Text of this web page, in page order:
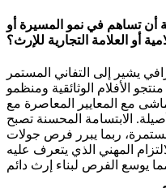
أن تساهم في نمو المسيرة أو
أو العلامة التجارية للإرث؟
يشير إلى التفاني المستمر
الأفلام الوثائقية ومنظمو
مع المعايير المعاصرة مع
الابتسامة المحسنة تصبح
ربما يبرر فرص جولات
المهني الذي يتعرف عليه